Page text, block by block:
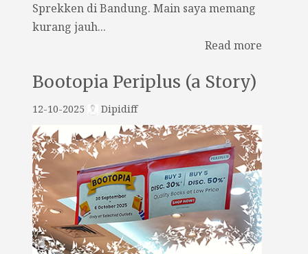
Sprekken di Bandung. Main saya memang
kurang jauh...
Read more
Bootopia Periplus (a Story)
12-10-2025 Dipidiff